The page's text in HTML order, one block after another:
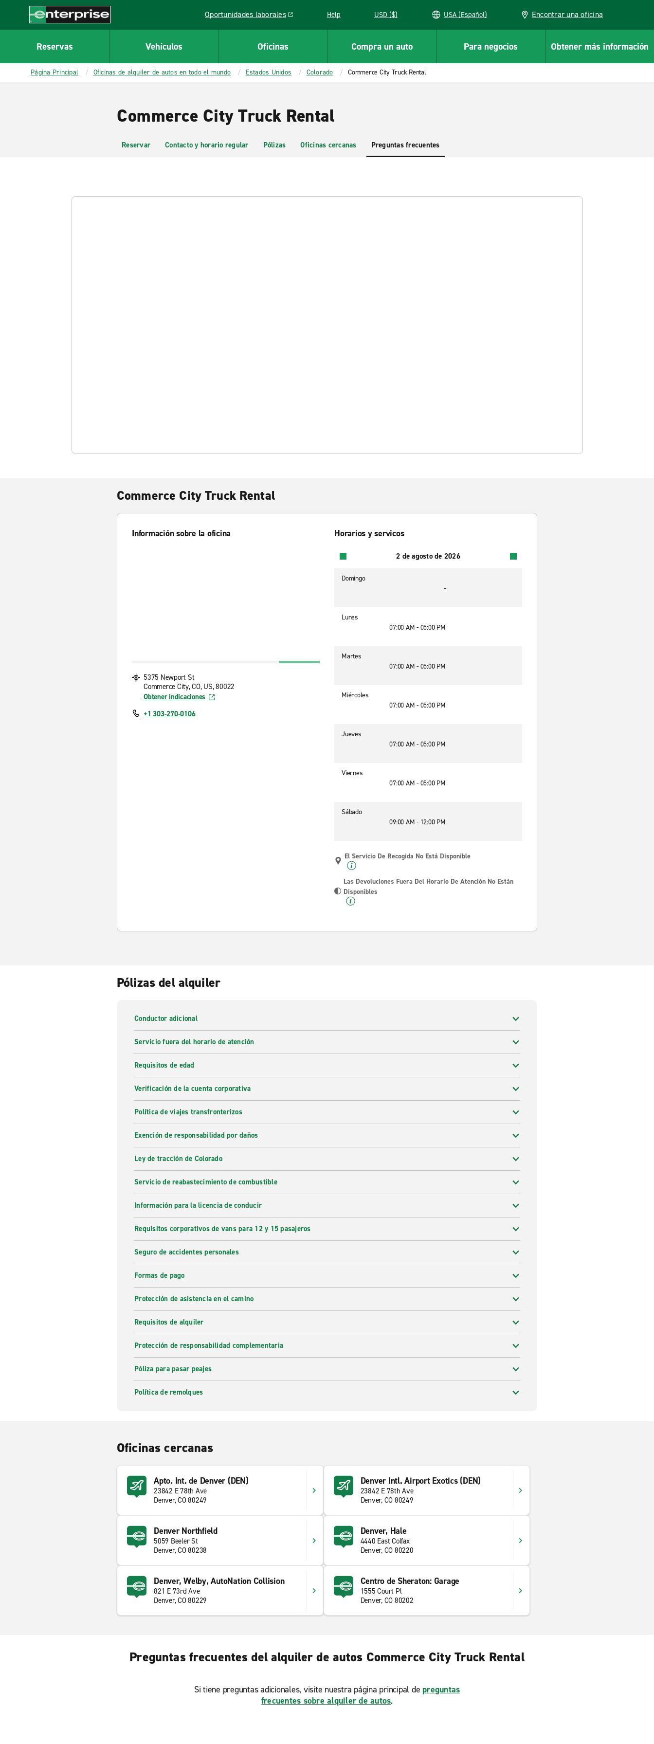
CONTENT
Enterprise
Oportunidades laborales
Link opens in a new window Help USD ($) USA (Español) Encontrar una oficina
Reservas Vehículos Oficinas Compra un auto Para negocios Obtener más información
Página Principal Oficinas de alquiler de autos en todo el mundo Estados Unidos Colorado Commerce City Truck Rental
Commerce City Truck Rental
Reservar Contacto y horario regular Pólizas Oficinas cercanas Preguntas frecuentes
Commerce City Truck Rental
Información sobre la oficina
5375 Newport St
Commerce City, CO, US, 80022
Obtener indicaciones
+1 303-270-0106
Horarios y servicos
2 de agosto de 2026
Domingo
-
Lunes
07:00 AM - 05:00 PM
Martes
07:00 AM - 05:00 PM
Miércoles
07:00 AM - 05:00 PM
Jueves
07:00 AM - 05:00 PM
Viernes
07:00 AM - 05:00 PM
Sábado
09:00 AM - 12:00 PM
El Servicio De Recogida No Está Disponible
Las Devoluciones Fuera Del Horario De Atención No Están
Disponibles
Pólizas del alquiler
Conductor adicional
Servicio fuera del horario de atención
Requisitos de edad
Verificación de la cuenta corporativa
Política de viajes transfronterizos
Exención de responsabilidad por daños
Ley de tracción de Colorado
Servicio de reabastecimiento de combustible
Información para la licencia de conducir
Requisitos corporativos de vans para 12 y 15 pasajeros
Seguro de accidentes personales
Formas de pago
Protección de asistencia en el camino
Requisitos de alquiler
Protección de responsabilidad complementaria
Póliza para pasar peajes
Política de remolques
Oficinas cercanas
Apto. Int. de Denver (DEN)
23842 E 78th Ave
Denver, CO 80249
Denver Intl. Airport Exotics (DEN)
23842 E 78th Ave
Denver, CO 80249
Denver Northfield
5059 Beeler St
Denver, CO 80238
Denver, Hale
4440 East Colfax
Denver, CO 80220
Denver, Welby, AutoNation Collision
821 E 73rd Ave
Denver, CO 80229
Centro de Sheraton: Garage
1555 Court Pl
Denver, CO 80202
Preguntas frecuentes del alquiler de autos Commerce City Truck Rental
Si tiene preguntas adicionales, visite nuestra página principal de preguntas
frecuentes sobre alquiler de autos.